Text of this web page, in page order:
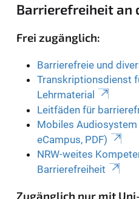
Barrierefreiheit an
Frei zugänglich:
Barrierefreie und
Transkriptionsdienst
Lehrmaterial
Leitfäden für
Mobiles
eCampus, PDF)
NRW-weites
Barrierefreiheit
Zugänglich nur mit